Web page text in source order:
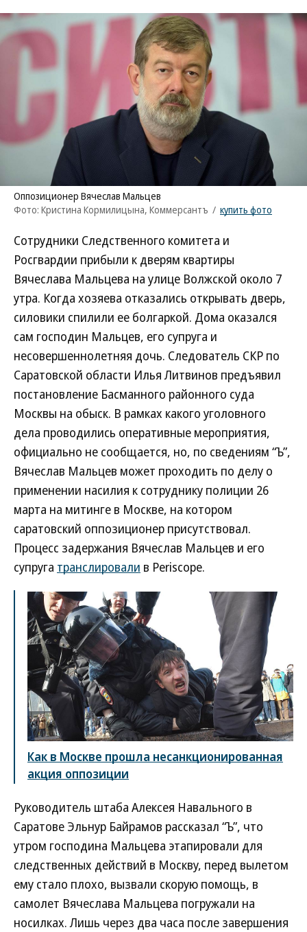
Оппозиционер Вячеслав Мальцев
Фото: Кристина Кормилицына, Коммерсантъ / купить фото
Сотрудники Следственного комитета и
Росгвардии прибыли к дверям квартиры
Вячеслава Мальцева на улице Волжской около 7
утра. Когда хозяева отказались открывать дверь,
силовики спилили ее болгаркой. Дома оказался
сам господин Мальцев, его супруга и
несовершеннолетняя дочь. Следователь СКР по
Саратовской области Илья Литвинов предъявил
постановление Басманного районного суда
Москвы на обыск. В рамках какого уголовного
дела проводились оперативные мероприятия,
официально не сообщается, но, по сведениям “Ъ”,
Вячеслав Мальцев может проходить по делу о
применении насилия к сотруднику полиции 26
марта на митинге в Москве, на котором
саратовский оппозиционер присутствовал.
Процесс задержания Вячеслав Мальцев и его
супруга транслировали в Periscope.
Как в Москве прошла несанкционированная
акция оппозиции
Руководитель штаба Алексея Навального в
Саратове Эльнур Байрамов рассказал “Ъ”, что
утром господина Мальцева этапировали для
следственных действий в Москву, перед вылетом
ему стало плохо, вызвали скорую помощь, в
самолет Вячеслава Мальцева погружали на
носилках. Лишь через два часа после завершения